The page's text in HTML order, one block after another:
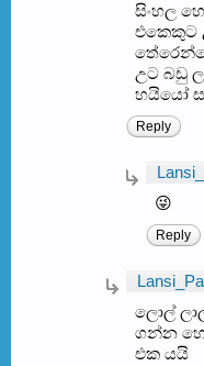
සිංහල
එකෙකුට
උට බඩු
හයියෝ
Reply
😜
Reply
ලොල්
ගන්න
එක යයි